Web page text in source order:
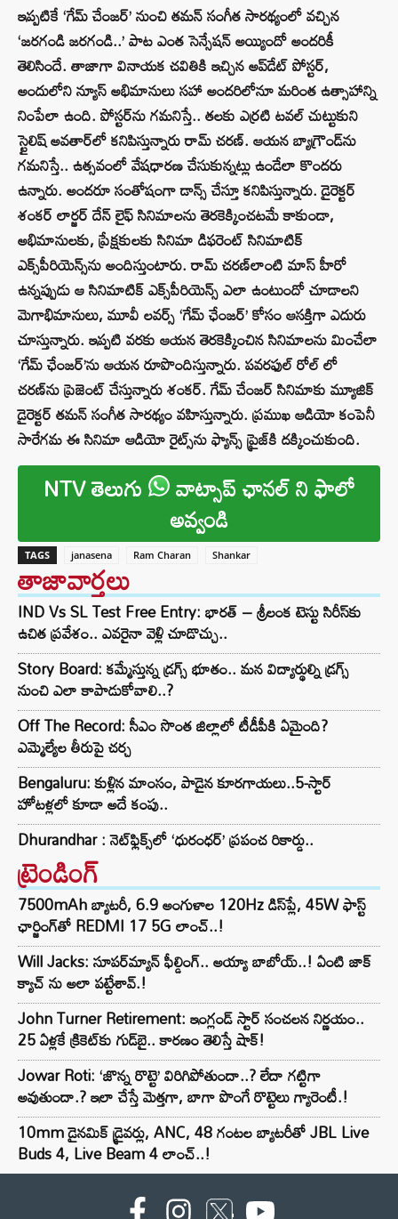
ఇప్ప‌టికే ‘గేమ్ చేంజర్’ నుంచి తమన్ సంగీత సారథ్యంలో వచ్చిన
‘జరగండి జరగండి..’ పాట ఎంత సెన్సేష‌న్ అయ్యిందో అంద‌రికీ
తెలిసిందే. తాజాగా వినాయ‌క చ‌వితికి ఇచ్చిన అప్‌డేట్ పోస్ట‌ర్,
అందులోని న్యూస్ అభిమానులు స‌హా అంద‌రిలోనూ మ‌రింత ఉత్సాహాన్ని
నింపేలా ఉంది. పోస్ట‌ర్‌ను గ‌మ‌నిస్తే.. త‌ల‌కు ఎర్ర‌టి ట‌వ‌ల్ చుట్టుకుని
స్టైలిష్ అవ‌తార్‌లో క‌నిపిస్తున్నారు రామ్ చ‌ర‌ణ్‌. ఆయ‌న బ్యాగ్రౌండ్‌ను
గ‌మ‌నిస్తే.. ఉత్స‌వంలో వేషధార‌ణ చేసుకున్న‌ట్లు ఉండేలా కొంద‌రు
ఉన్నారు. అంద‌రూ సంతోషంగా డాన్స్ చేస్తూ క‌నిపిస్తున్నారు. డైరెక్ట‌ర్
శంక‌ర్ లార్జర్ దేన్ లైఫ్ సినిమాల‌ను తెర‌కెక్కించ‌ట‌మే కాకుండా,
అభిమానుల‌కు, ప్రేక్ష‌కుల‌కు సినిమా డిఫ‌రెంట్ సినిమాటిక్
ఎక్స్‌పీరియెన్స్‌ను అందిస్తుంటారు. రామ్ చ‌ర‌ణ్‌లాంటి మాస్ హీరో
ఉన్న‌ప్పుడు ఆ సినిమాటిక్ ఎక్స్‌పీరియెన్స్ ఎలా ఉంటుందో చూడాల‌ని
మెగాభిమానులు, మూవీ ల‌వర్స్ ‘గేమ్ ఛేంజ‌ర్‌’ కోసం ఆస‌క్తిగా ఎదురు
చూస్తున్నారు. ఇప్ప‌టి వ‌ర‌కు ఆయ‌న తెర‌కెక్కించిన సినిమాల‌ను మించేలా
‘గేమ్ ఛేంజ‌ర్‌’ను ఆయ‌న రూపొందిస్తున్నారు. పవరఫుల్ రోల్ లో
చ‌ర‌ణ్‌ను ప్రెజెంట్ చేస్తున్నారు శంక‌ర్‌. గేమ్ చేంజర్ సినిమాకు మ్యూజిక్
డైరెక్టర్ తమన్ సంగీత సారథ్యం వహిస్తున్నారు. ప్రముఖ ఆడియో కంపెనీ
సారేగమ ఈ సినిమా ఆడియో రైట్స్‌ను ఫ్యాన్స్ ప్రైజ్‌కి దక్కించుకుంది.
NTV తెలుగు వాట్సాప్ ఛానల్ ని ఫాలో
అవ్వండి
TAGS janasena Ram Charan Shankar
తాజావార్తలు
IND Vs SL Test Free Entry: భారత్ – శ్రీలంక టెస్టు సిరీస్‌కు
ఉచిత ప్రవేశం.. ఎవరైనా వెళ్లి చూడొచ్చు..
Story Board: కమ్మేస్తున్న డ్రగ్స్ భూతం.. మన విద్యార్థుల్ని డ్రగ్స్
నుంచి ఎలా కాపాడుకోవాలి..?
Off The Record: సీఎం సొంత జిల్లాలో టీడీపీకి ఏమైంది?
ఎమ్మెల్యేల తీరుపై చర్చ
Bengaluru: కుళ్లిన మాంసం, పాడైన కూరగాయలు..5-స్టార్
హోటళ్లలో కూడా అదే కంపు..
Dhurandhar : నెట్‌ఫ్లిక్స్‌లో ‘ధురంధర్’ ప్రపంచ రికార్డు..
ట్రెండింగ్‌
7500mAh బ్యాటరీ, 6.9 అంగుళాల 120Hz డిస్‌ప్లే, 45W ఫాస్ట్
ఛార్జింగ్‌తో REDMI 17 5G లాంచ్..!
Will Jacks: సూపర్‌మ్యాన్ ఫీల్డింగ్.. అయ్యా బాబోయ్..! ఏంటి జాక్
క్యాచ్ ను అలా పట్టేశావ్.!
John Turner Retirement: ఇంగ్లండ్ స్టార్ సంచలన నిర్ణయం..
25 ఏళ్లకే క్రికెట్‌కు గుడ్‌బై.. కారణం తెలిస్తే షాక్!
Jowar Roti: ‘జొన్న రొట్టె’ విరిగిపోతుందా..? లేదా గట్టిగా
అవుతుందా.? ఇలా చేస్తే మెత్తగా, బాగా పొంగే రొట్టెలు గ్యారెంటీ.!
10mm డైనమిక్ డ్రైవర్లు, ANC, 48 గంటల బ్యాటరీతో JBL Live
Buds 4, Live Beam 4 లాంచ్..!